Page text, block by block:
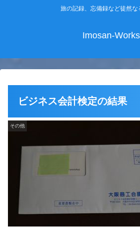
旅の記録、忘備録など徒然な
Imosan-Works
ビジネス会計検定の結果
その他